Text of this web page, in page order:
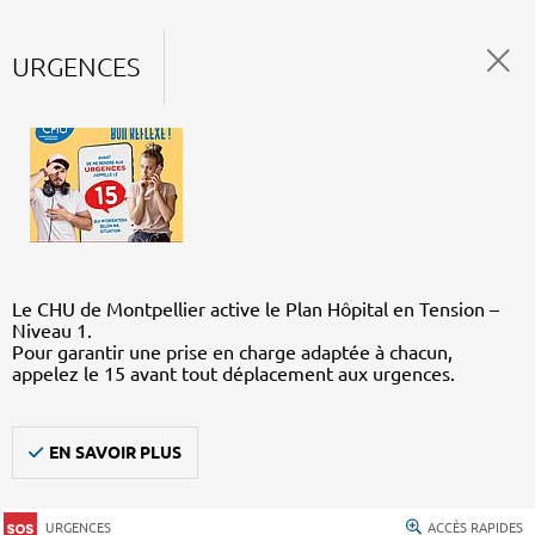
URGENCES
Le CHU de Montpellier active le Plan Hôpital en Tension –
Niveau 1.
Pour garantir une prise en charge adaptée à chacun,
appelez le 15 avant tout déplacement aux urgences.
EN SAVOIR PLUS
URGENCES ACCÈS RAPIDES